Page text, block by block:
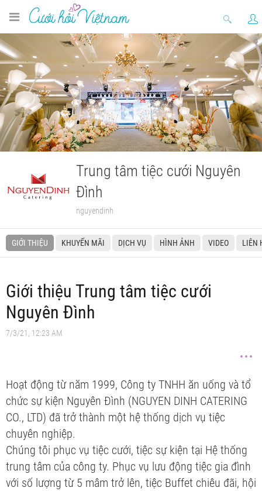
Trung tâm tiệc cưới Nguyên
Đình
nguyendinh
GIỚI THIỆU KHUYẾN MÃI DỊCH VỤ HÌNH ẢNH VIDEO LIÊN
Giới thiệu Trung tâm tiệc cưới
Nguyên Đình
7/3/21, 12:23 AM
Hoạt động từ năm 1999, Công ty TNHH ăn uống và tổ
chức sự kiện Nguyên Đình (NGUYEN DINH CATERING
CO., LTD) đã trở thành một hệ thống dịch vụ tiệc
chuyên nghiệp.
Chúng tôi phục vụ tiệc cưới, tiệc sự kiện tại Hệ thống
trung tâm của công ty. Phục vụ lưu động tiệc gia đình
với số lượng từ 5 mâm trở lên, tiệc Buffet chiêu đãi, hội